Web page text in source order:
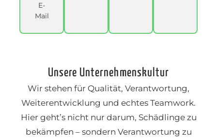
E-
Mail
Unsere Unternehmenskultur
Wir stehen für Qualität, Verantwortung,
Weiterentwicklung und echtes Teamwork.
Hier geht’s nicht nur darum, Schädlinge zu
bekämpfen – sondern Verantwortung zu